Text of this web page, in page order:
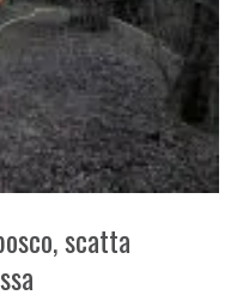
scatta